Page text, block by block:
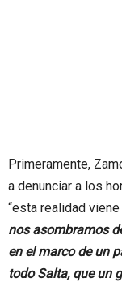
Primeramente,
a denunciar a los
“esta realidad
nos asombramos
en el marco de un
todo Salta, que un